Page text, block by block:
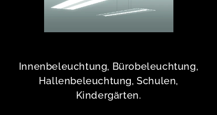
Innenbeleuchtung, Bürobeleuchtung,
Hallenbeleuchtung, Schulen,
Kindergärten.